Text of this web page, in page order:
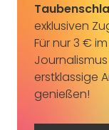
exklusiven
Für nur 3 €
erstklassige
genießen!